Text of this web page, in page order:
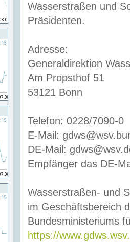
Wasserstraßen und
Präsidenten.
Adresse:
Generaldirektion
Am Propsthof 51
53121 Bonn
Telefon: 0228/7090-0
E-Mail:
DE-Mail:
Empfänger das DE-
Wasserstraßen- und
im Geschäftsbereich
Bundesministeriums
https://